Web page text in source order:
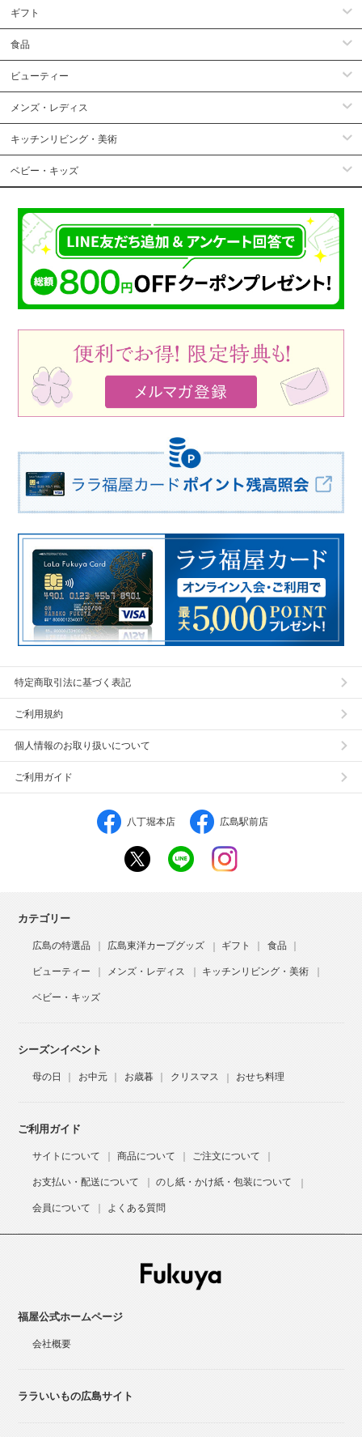
ギフト
食品
ビューティー
メンズ・レディス
キッチンリビング・美術
ベビー・キッズ
特定商取引法に基づく表記
ご利用規約
個人情報のお取り扱いについて
ご利用ガイド
八丁堀本店 広島駅前店
カテゴリー
広島の特選品 広島東洋カープグッズ ギフト 食品
ビューティー メンズ・レディス キッチンリビング・美術
ベビー・キッズ
シーズンイベント
母の日 お中元 お歳暮 クリスマス おせち料理
ご利用ガイド
サイトについて 商品について ご注文について
お支払い・配送について のし紙・かけ紙・包装について
会員について よくある質問
福屋公式ホームページ
会社概要
ララいいもの広島サイト